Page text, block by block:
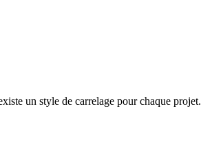
un style de carrelage pour chaque projet.